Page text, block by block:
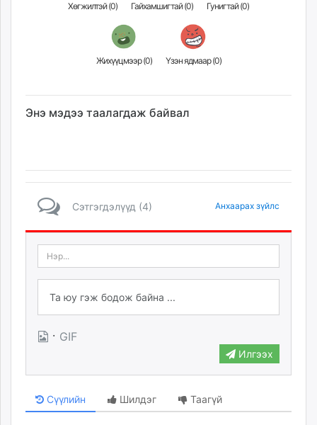
Хөгжилтэй (0) Гайхамшигтай (0) Гунигтай (0)
Жихүүцмээр (0) Үзэн ядмаар (0)
Энэ мэдээ таалагдаж байвал
Сэтгэгдэлүүд (4) Анхаарах зүйлс
· GIF
Илгээх
Сүүлийн Шилдэг Таагүй